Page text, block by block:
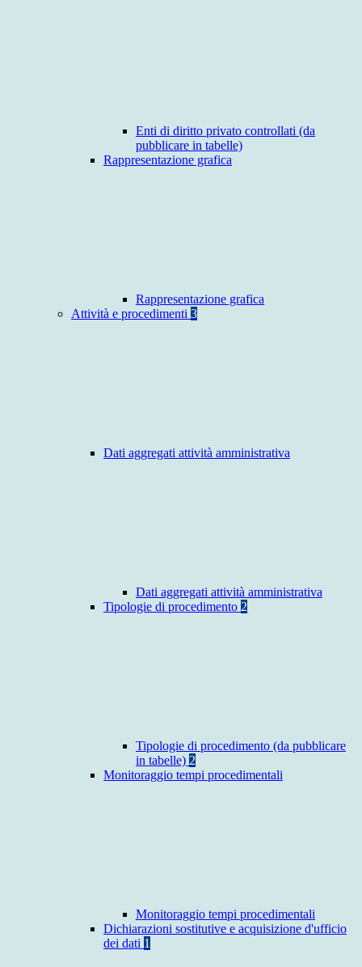
Enti di diritto privato controllati (da
pubblicare in tabelle)
Rappresentazione grafica
Rappresentazione grafica
Attività e procedimenti 3
Dati aggregati attività amministrativa
Dati aggregati attività amministrativa
Tipologie di procedimento 2
Tipologie di procedimento (da pubblicare
in tabelle) 2
Monitoraggio tempi procedimentali
Monitoraggio tempi procedimentali
Dichiarazioni sostitutive e acquisizione d'ufficio
dei dati 1